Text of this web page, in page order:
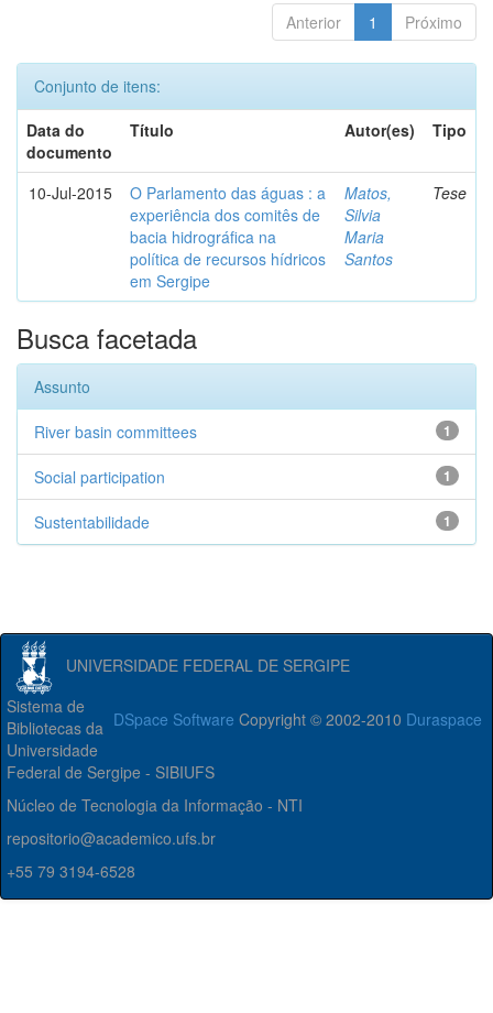
Anterior 1 Próximo
Conjunto de itens:
Data do
documento
Título Autor(es) Tipo
10-Jul-2015
O Parlamento das águas : a
experiência dos comitês de
bacia hidrográfica na
política de recursos hídricos
em Sergipe
Matos,
Silvia
Maria
Santos
Tese
Busca facetada
Assunto
1
River basin committees
1
Social participation
1
Sustentabilidade
UNIVERSIDADE FEDERAL DE SERGIPE
DSpace Software Copyright © 2002-2010 Duraspace
Sistema de
Bibliotecas da
Universidade
Federal de Sergipe - SIBIUFS
Núcleo de Tecnologia da Informação - NTI
repositorio@academico.ufs.br
+55 79 3194-6528